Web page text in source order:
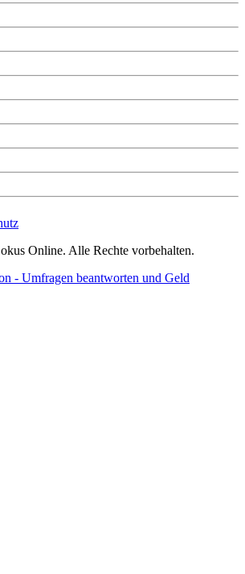
Online. Alle Rechte vorbehalten.